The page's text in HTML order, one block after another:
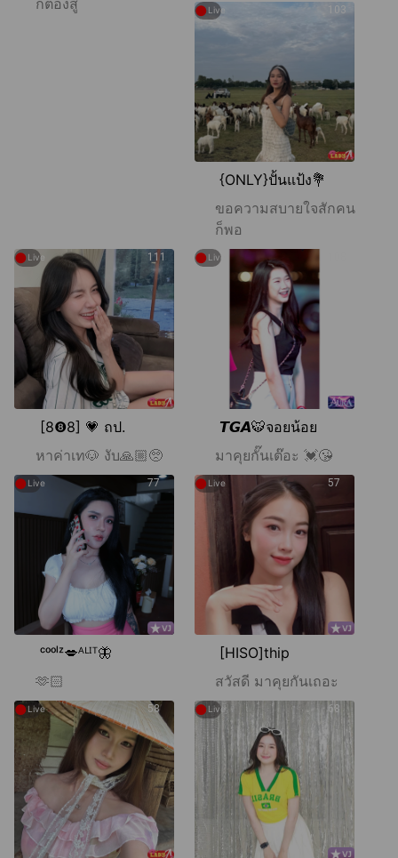
103
●Live
{ONLY}ปั้นแป้ง💐
ขอความสบายใจสักคน
ก็พอ
111
● Live
[8❽8] 💗 ถป.
หาค่าเท🐶 งับ🙏🏼🥺
● Live
𝙏𝙂𝘼🐯จอยน้อย
มาคุยกั๊นเต๊อะ 💓😘
77
●Live
ᶜᵒᵒˡᶻ💋ᴬᴸᴵᵀ🦋
🫶🏻
57
● Live
[HISO]thip
สวัสดี มาคุยกันเถอะ
58
●Live 68
●Live